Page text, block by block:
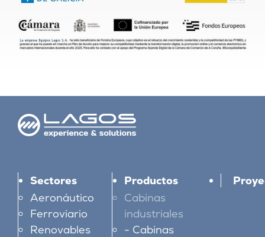
Sectores
Aeronáutico
Ferroviario
Renovables
Productos
Cabinas
industriales
Cabinas